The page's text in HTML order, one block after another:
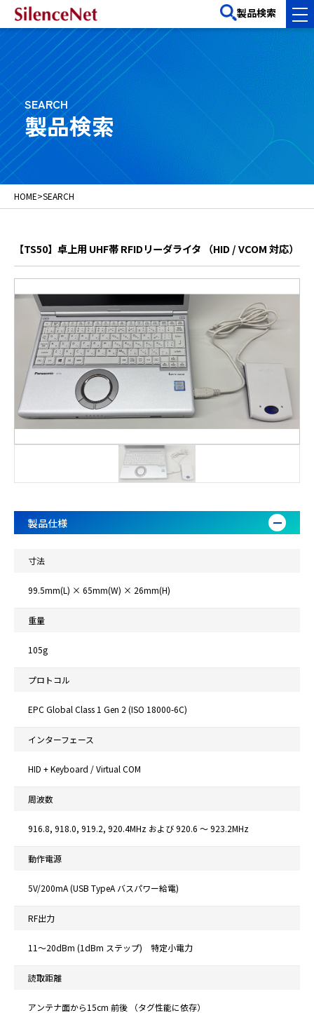
製品検索
SEARCH
製品検索
HOME>SEARCH
【TS50】卓上用 UHF帯 RFIDリーダライタ （HID / VCOM 対応）
製品仕様
寸法
99.5mm(L) × 65mm(W) × 26mm(H)
重量
105g
プロトコル
EPC Global Class 1 Gen 2 (ISO 18000-6C)
インターフェース
HID + Keyboard / Virtual COM
周波数
916.8, 918.0, 919.2, 920.4MHz および 920.6 ～ 923.2MHz
動作電源
5V/200mA (USB TypeA バスパワー給電)
RF出力
11～20dBm (1dBm ステップ) 特定小電力
読取距離
アンテナ面から15cm 前後 （タグ性能に依存）